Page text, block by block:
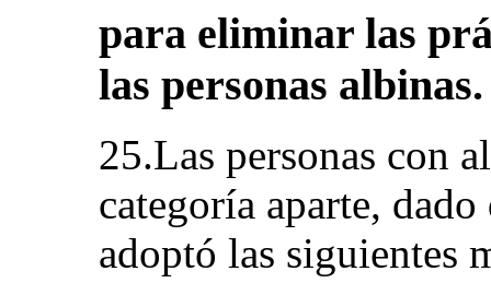
para eliminar las
las personas albinas.
25.Las personas con
categoría aparte,
adoptó las siguientes